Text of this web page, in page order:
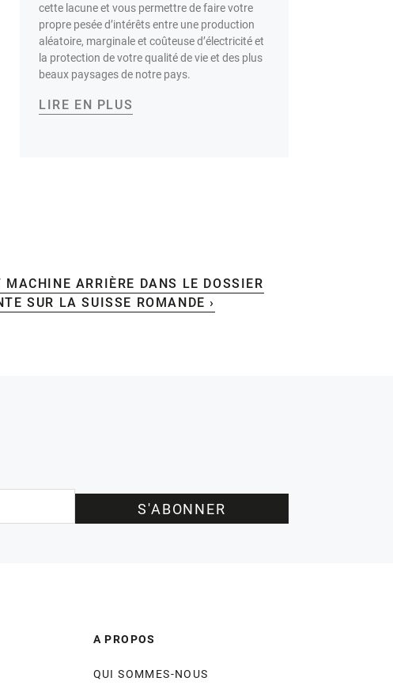
cette lacune et vous permettre de faire votre
propre pesée d’intérêts entre une production
aléatoire, marginale et coûteuse d’électricité et
la protection de votre qualité de vie et des plus
beaux paysages de notre pays.
LIRE EN PLUS
ARRIÈRE DANS LE DOSSIER
SUR LA SUISSE ROMANDE ›
S'ABONNER
A PROPOS
QUI SOMMES-NOUS